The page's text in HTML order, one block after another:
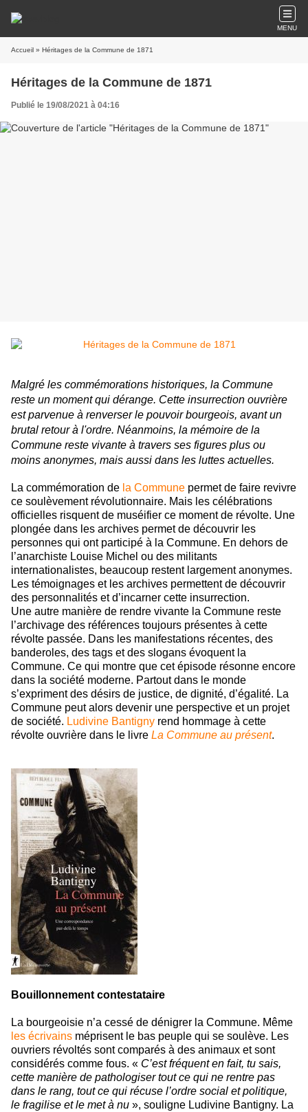
MENU
Accueil » Héritages de la Commune de 1871
Héritages de la Commune de 1871
Publié le 19/08/2021 à 04:16
Malgré les commémorations historiques, la Commune
reste un moment qui dérange. Cette insurrection ouvrière
est parvenue à renverser le pouvoir bourgeois, avant un
brutal retour à l'ordre. Néanmoins, la mémoire de la
Commune reste vivante à travers ses figures plus ou
moins anonymes, mais aussi dans les luttes actuelles.
La commémoration de la Commune permet de faire revivre
ce soulèvement révolutionnaire. Mais les célébrations
officielles risquent de muséifier ce moment de révolte. Une
plongée dans les archives permet de découvrir les
personnes qui ont participé à la Commune. En dehors de
l’anarchiste Louise Michel ou des militants
internationalistes, beaucoup restent largement anonymes.
Les témoignages et les archives permettent de découvrir
des personnalités et d’incarner cette insurrection.
Une autre manière de rendre vivante la Commune reste
l’archivage des références toujours présentes à cette
révolte passée. Dans les manifestations récentes, des
banderoles, des tags et des slogans évoquent la
Commune. Ce qui montre que cet épisode résonne encore
dans la société moderne. Partout dans le monde
s’expriment des désirs de justice, de dignité, d’égalité. La
Commune peut alors devenir une perspective et un projet
de société. Ludivine Bantigny rend hommage à cette
révolte ouvrière dans le livre La Commune au présent.
Bouillonnement contestataire
La bourgeoisie n’a cessé de dénigrer la Commune. Même
les écrivains méprisent le bas peuple qui se soulève. Les
ouvriers révoltés sont comparés à des animaux et sont
considérés comme fous. « C’est fréquent en fait, tu sais,
cette manière de pathologiser tout ce qui ne rentre pas
dans le rang, tout ce qui récuse l’ordre social et politique,
le fragilise et le met à nu », souligne Ludivine Bantigny. La